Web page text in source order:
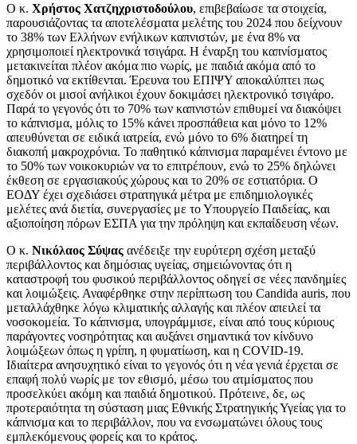
Ο κ. Χρήστος Χατζηχριστοδούλου, επιβεβαίωσε τα στοιχεία,
παρουσιάζοντας τα αποτελέσματα μελέτης του 2024 που δείχνουν
το 38% των Ελλήνων ενήλικων καπνιστών, με ένα 8% να
χρησιμοποιεί ηλεκτρονικά τσιγάρα. Η έναρξη του καπνίσματος
μετακινείται πλέον ακόμα πιο νωρίς, με παιδιά ακόμα από το
δημοτικό να εκτίθενται. Έρευνα του ΕΠΙΨΥ αποκαλύπτει πως
σχεδόν οι μισοί ανήλικοι έχουν δοκιμάσει ηλεκτρονικό τσιγάρο.
Παρά το γεγονός ότι το 70% των καπνιστών επιθυμεί να διακόψει
το κάπνισμα, μόλις το 15% κάνει προσπάθεια και μόνο το 12%
απευθύνεται σε ειδικά ιατρεία, ενώ μόνο το 6% διατηρεί τη
διακοπή μακροχρόνια. Το παθητικό κάπνισμα παραμένει έντονο με
το 50% των νοικοκυριών να το επιτρέπουν, ενώ το 25% δηλώνει
έκθεση σε εργασιακούς χώρους και το 20% σε εστιατόρια. Ο
ΕΟΔΥ έχει σχεδιάσει στρατηγικά μέτρα με επιδημιολογικές
μελέτες ανά διετία, συνεργασίες με το Υπουργείο Παιδείας, και
αξιοποίηση πόρων ΕΣΠΑ για την πρόληψη και εκπαίδευση νέων.
Ο κ. Νικόλαος Σύψας ανέδειξε την ευρύτερη σχέση μεταξύ
περιβάλλοντος και δημόσιας υγείας, σημειώνοντας ότι η
καταστροφή του φυσικού περιβάλλοντος οδηγεί σε νέες πανδημίες
και λοιμώξεις. Αναφέρθηκε στην περίπτωση του Candida auris, που
μεταλλάχθηκε λόγω κλιματικής αλλαγής και πλέον απειλεί τα
νοσοκομεία. Το κάπνισμα, υπογράμμισε, είναι από τους κύριους
παράγοντες νοσηρότητας και αυξάνει σημαντικά τον κίνδυνο
λοιμώξεων όπως η γρίπη, η φυματίωση, και η COVID-19.
Ιδιαίτερα ανησυχητικό είναι το γεγονός ότι η νέα γενιά έρχεται σε
επαφή πολύ νωρίς με τον εθισμό, μέσω του ατμίσματος που
προσελκύει ακόμη και παιδιά δημοτικού. Πρότεινε, δε, ως
προτεραιότητα τη σύσταση μιας Εθνικής Στρατηγικής Υγείας για το
κάπνισμα και το περιβάλλον, που να ενσωματώνει όλους τους
εμπλεκόμενους φορείς και το κράτος.